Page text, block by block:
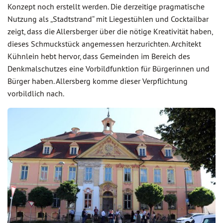
Konzept noch erstellt werden. Die derzeitige pragmatische
Nutzung als „Stadtstrand“ mit Liegestühlen und Cocktailbar
zeigt, dass die Allersberger über die nötige Kreativität haben,
dieses Schmuckstück angemessen herzurichten. Architekt
Kühnlein hebt hervor, dass Gemeinden im Bereich des
Denkmalschutzes eine Vorbildfunktion für Bürgerinnen und
Bürger haben. Allersberg komme dieser Verpflichtung
vorbildlich nach.